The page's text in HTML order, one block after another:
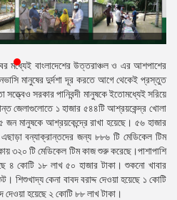
মধ্যেই বাংলাদেশের উত্তরাঞ্চল ও এর আশপাশের
মানুষের দুর্দশা দূর করতে আগে থেকেই প্রস্তুত
সরকার পানিবন্দী মানুষকে ইতোমধ্যেই সরিয়ে
জেলাগুলোতে ১ হাজার ৫৪৪টি আশ্রয়কেন্দ্র খোলা
মানুষকে আশ্রয়কেন্দ্রে রাখা হয়েছে। ৫৬ হাজার
বন্যাক্রান্তদের জন্য ৮৮৬ টি মেডিকেল টিম
৩২০ টি মেডিকেল টিম কাজ শুরু করেছে।পাশাপাশি
৪ কোটি ১৮ লাখ ৫০ হাজার টাকা। শুকনো খাবার
শিশুখাদ্য কেনা বাবদ বরাদ্দ দেওয়া হয়েছে ১ কোটি
দেওয়া হয়েছে ২ কোটি ৮৮ লাখ টাকা।